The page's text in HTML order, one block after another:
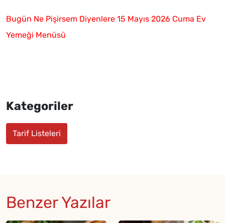
Bugün Ne Pişirsem Diyenlere 15 Mayıs 2026 Cuma Ev
Yemeği Menüsü
Kategoriler
Tarif Listeleri
Benzer Yazılar